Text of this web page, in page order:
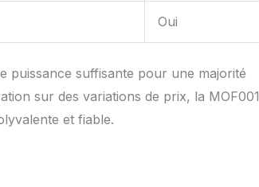
Oui
puissance suffisante pour une majorité
sur des variations de prix, la MOF001
et fiable.